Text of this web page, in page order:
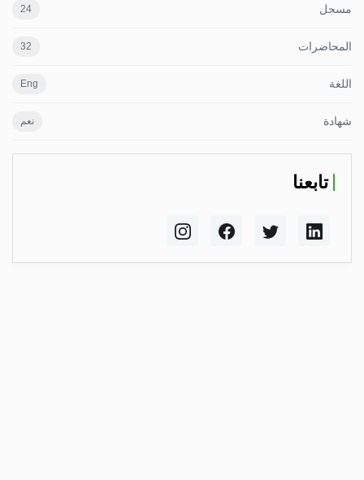
مسجل 24
المحاضرات 32
اللغة Eng
شهادة نعم
تابعنا